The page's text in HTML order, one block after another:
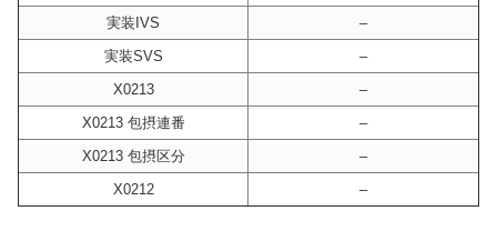
実装IVS
–
実装SVS
–
X0213
–
X0213 包摂連番
–
X0213 包摂区分
–
X0212
–